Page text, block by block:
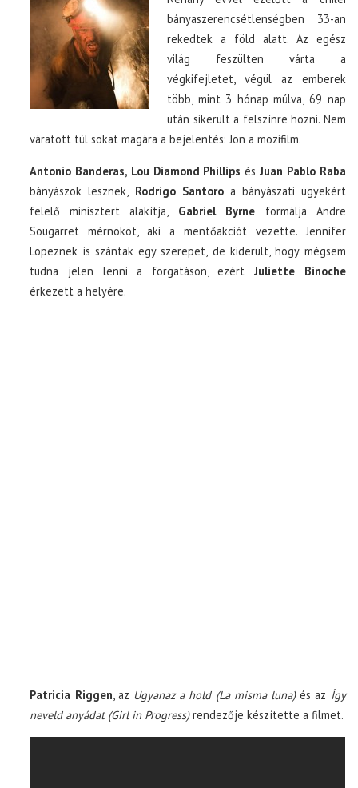
TOP10
PÓLÓ RENDELÉS
bányaszerencsétlenségben 33-an
rekedtek a föld alatt. Az egész
világ feszülten várta a
végkifejletet, végül az emberek
több, mint 3 hónap múlva, 69 nap
után sikerült a felszínre hozni. Nem
váratott túl sokat magára a bejelentés: Jön a mozifilm.
Antonio Banderas, Lou Diamond Phillips és Juan Pablo Raba
bányászok lesznek, Rodrigo Santoroa bányászati ügyekért
felelő minisztert alakítja, Gabriel Byrne formálja Andre
Sougarret mérnököt, aki a mentőakciót vezette. Jennifer
Lopeznek is szántak egy szerepet, de kiderült, hogy mégsem
tudna jelen lenni a forgatáson, ezért Juliette Binoche
érkezett a helyére.
Patricia Riggen, az Ugyanaz a hold (La misma luna)és az Így
neveld anyádat (Girl in Progress)rendezője készítette a filmet.